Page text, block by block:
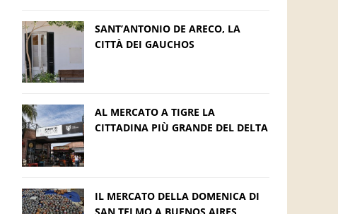
SANT’ANTONIO DE ARECO, LA
CITTÀ DEI GAUCHOS
AL MERCATO A TIGRE LA
CITTADINA PIÙ GRANDE DEL DELTA
IL MERCATO DELLA DOMENICA DI